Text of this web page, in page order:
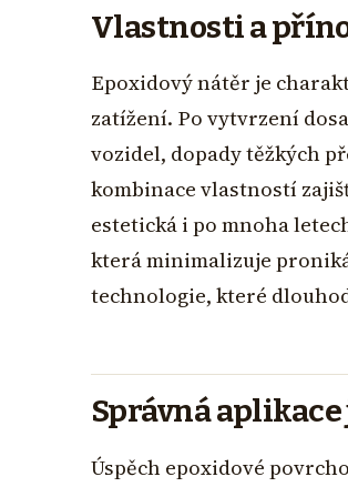
Vlastnosti a
Epoxidový nátěr je
zatížení. Po vytvrzení
vozidel, dopady těžkých
kombinace vlastností
estetická i po mnoha
která minimalizuje
technologie, které
Správná
Úspěch epoxidové